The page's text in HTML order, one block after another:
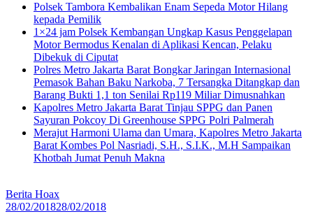
Polsek Tambora Kembalikan Enam Sepeda Motor Hilang
kepada Pemilik
1×24 jam Polsek Kembangan Ungkap Kasus Penggelapan
Motor Bermodus Kenalan di Aplikasi Kencan, Pelaku
Dibekuk di Ciputat
Polres Metro Jakarta Barat Bongkar Jaringan Internasional
Pemasok Bahan Baku Narkoba, 7 Tersangka Ditangkap dan
Barang Bukti 1,1 ton Senilai Rp119 Miliar Dimusnahkan
Kapolres Metro Jakarta Barat Tinjau SPPG dan Panen
Sayuran Pokcoy Di Greenhouse SPPG Polri Palmerah
Merajut Harmoni Ulama dan Umara, Kapolres Metro Jakarta
Barat Kombes Pol Nasriadi, S.H., S.I.K., M.H Sampaikan
Khotbah Jumat Penuh Makna
Berita Hoax
28/02/201828/02/2018